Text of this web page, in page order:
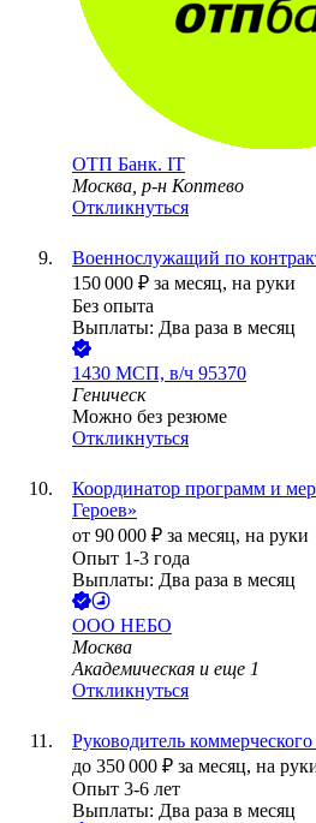
ОТП Банк. IT
Москва, р-н Коптево
Откликнуться
Военнослужащий по
150 000 ₽ за месяц, на руки
Без опыта
Выплаты: Два раза в месяц
1430 МСП, в/ч 95370
Геническ
Можно без резюме
Откликнуться
Координатор программ и
Героев»
от 90 000 ₽ за месяц, на руки
Опыт 1-3 года
Выплаты: Два раза в месяц
ООО НЕБО
Москва
Академическая и еще 1
Откликнуться
Руководитель коммерческого
до 350 000 ₽ за месяц, на
Опыт 3-6 лет
Выплаты: Два раза в месяц